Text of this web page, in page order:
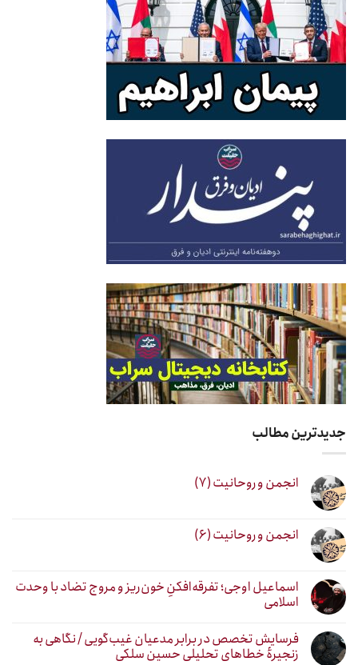
جدیدترین مطالب
انجمن و روحانیت (۷)
انجمن و روحانیت (۶)
اسماعیل اوجی؛ تفرقه‌افکنِ خون‌ریز و مروج تضاد با وحدت
اسلامی
فرسایش تخصص در برابر مدعیان غیب‌گویی / نگاهی به
زنجیرهٔ خطاهای تحلیلی حسین سلکی